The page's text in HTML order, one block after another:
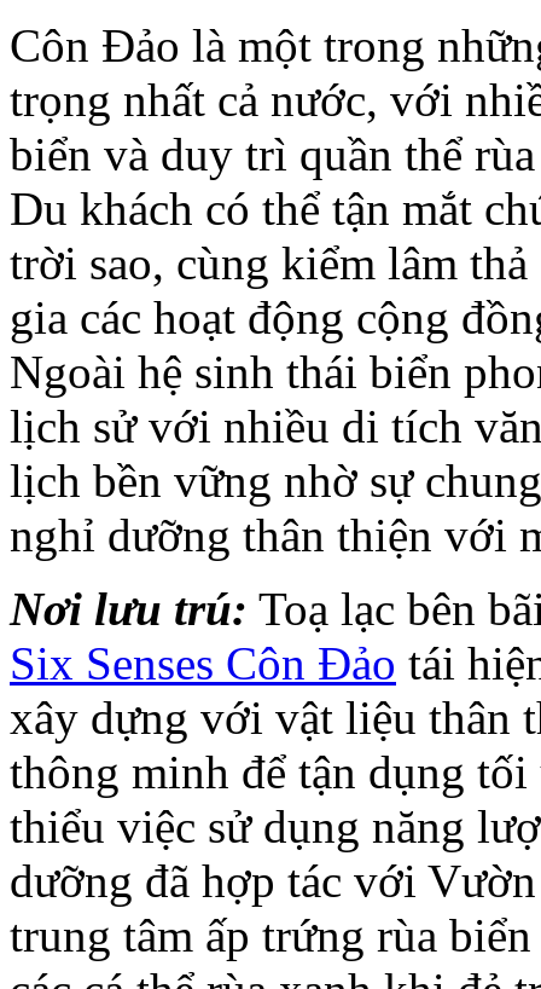
Côn Đảo là một trong
trọng nhất cả nước, với
biển và duy trì quần thể
Du khách có thể tận mắt
trời sao, cùng kiểm lâm
gia các hoạt động cộng
Ngoài hệ sinh thái biển
lịch sử với nhiều di tích
lịch bền vững nhờ sự
nghỉ dưỡng thân thiện với
Nơi lưu trú: Toạ lạc bên
Six Senses Côn Đảo tái
xây dựng với vật liệu thân
thông minh để tận dụng
thiểu việc sử dụng năng
dưỡng đã hợp tác với
trung tâm ấp trứng rùa